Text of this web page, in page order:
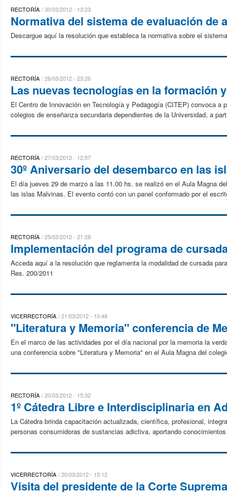
RECTORÍA 30/03/2012 - 13:23
Normativa del sistema de evaluación de
Descargue aquí la resolución que estableca la normativa sobre el
RECTORÍA 28/03/2012 - 23:26
Las nuevas tecnologías en la formación
El Centro de Innovación en Tecnología y Pedagogía (CITEP) convoca
colegios de enseñanza secundaria dependientes de la Universidad, a
RECTORÍA 27/03/2012 - 12:57
30º Aniversario del desembarco en las
El día jueves 29 de marzo a las 11.00 hs. se realizó en el Aula Magna
las islas Malvinas. El evento contó con un panel conformado por el
RECTORÍA 25/03/2012 - 21:28
Implementación del programa de
Acceda aquí a la resolución que reglamenta la modalidad de cursada
Res. 200/2011
VICERRECTORÍA 21/03/2012 - 10:48
"Literatura y Memoria" conferencia de
En el marco de las actividades por el día nacional por la memoria la
una conferencia sobre "Literatura y Memoria" en el Aula Magna del
RECTORÍA 20/03/2012 - 15:32
1º Cátedra Libre e Interdisciplinaria en
La Cátedra brinda capacitación actualizada, científica, profesional,
personas consumidoras de sustancias adictiva, aportando
VICERRECTORÍA 20/03/2012 - 15:12
Visita del presidente de la Corte